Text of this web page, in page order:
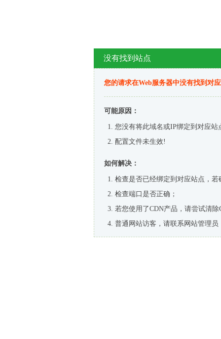
没有找到站点
您的请求在Web服务器中没有找到对
可能原因：
您没有将此域名或IP绑定到对应站
配置文件未生效!
如何解决：
检查是否已经绑定到对应站点，
检查端口是否正确；
若您使用了CDN产品，请尝试清除
普通网站访客，请联系网站管理员